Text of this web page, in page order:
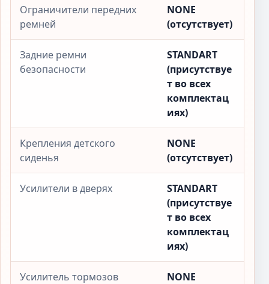
Ограничители передних
ремней
NONE
(отсутствует)
Задние ремни
безопасности
STANDART
(присутствуе
т во всех
комплектац
иях)
Крепления детского
сиденья
NONE
(отсутствует)
Усилители в дверях
STANDART
(присутствуе
т во всех
комплектац
иях)
Усилитель тормозов
NONE